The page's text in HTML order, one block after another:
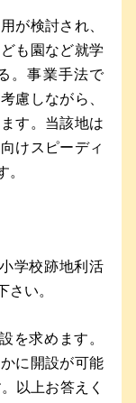
が検討され、
も園など就学
。事業手法で
慮しながら、
す。当該地は
けスピーディ
。
学校跡地利活
さい。
を求めます。
に開設が可能
以上お答えく